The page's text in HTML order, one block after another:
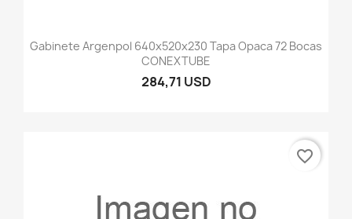
Gabinete Argenpol 640x520x230 Tapa Opaca 72 Bocas
CONEXTUBE
284,71 USD
favorite_border